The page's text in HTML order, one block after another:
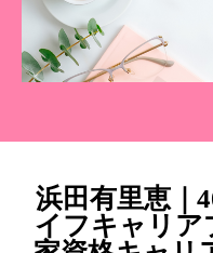
浜田有里恵｜
イフキャリア